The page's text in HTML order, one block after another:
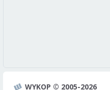
WYKOP © 2005-2026